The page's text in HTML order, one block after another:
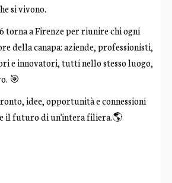
si vivono.
torna a Firenze per riunire chi ogni
della canapa: aziende, professionisti,
e innovatori, tutti nello stesso luogo,
🎯
idee, opportunità e connessioni
il futuro di un'intera filiera.🌎